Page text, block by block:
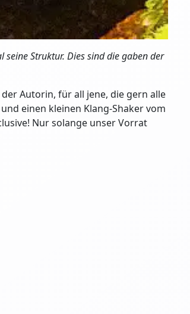
Struktur. Dies sind die gaben der
Autorin, für all jene, die gern alle
einen kleinen Klang-Shaker vom
Nur solange unser Vorrat